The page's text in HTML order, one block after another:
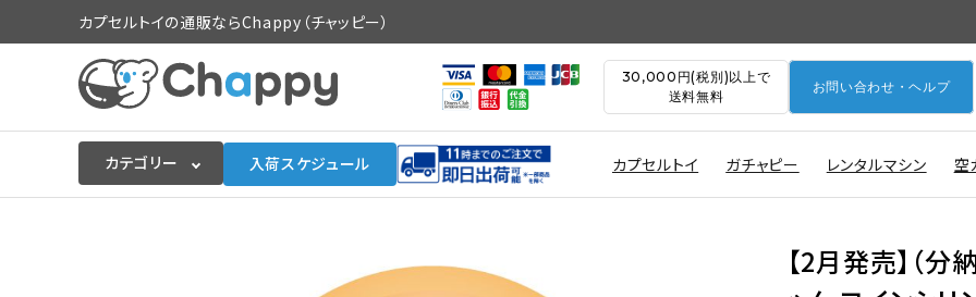
カプセルトイの通販ならChappy（チャッピー）
30,000円(税別)以上で
送料無料
お問い合わせ・ヘルプ
カテゴリー 入荷スケジュール カプセルトイ ガチャピー レンタルマシン 空
【2月発売】（